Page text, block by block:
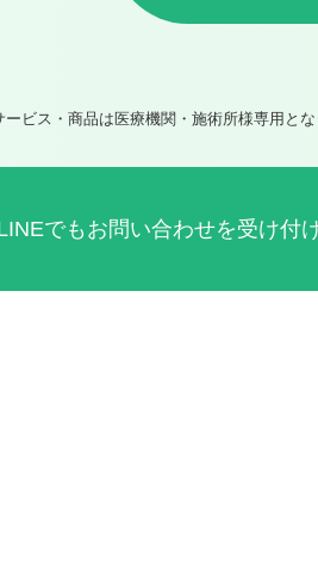
ビス・商品は医療機関・施術所様専用と
でもお問い合わせを受け付